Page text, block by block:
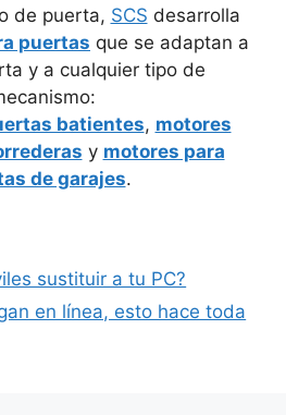
de puerta, SCS desarrolla
puertas que se adaptan a
y a cualquier tipo de
batientes, motores
y motores para
de garajes.
sustituir a tu PC?
en línea, esto hace toda